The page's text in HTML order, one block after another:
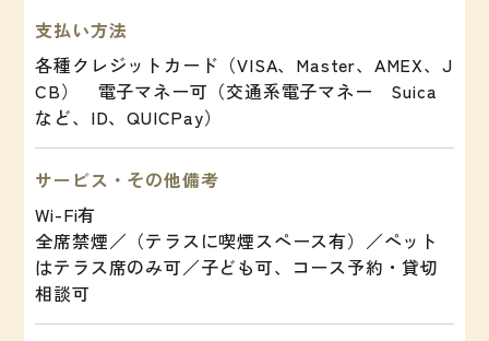
支払い方法
各種クレジットカード（VISA、Master、AMEX、J
CB） 電子マネー可（交通系電子マネー Suica
など、ID、QUICPay）
サービス・その他備考
Wi-Fi有
全席禁煙／（テラスに喫煙スペース有）／ペット
はテラス席のみ可／子ども可、コース予約・貸切
相談可